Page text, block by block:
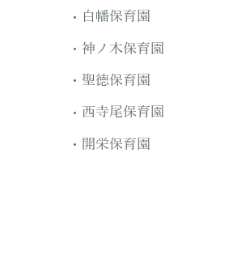
白幡保育園
神ノ木保育園
聖徳保育園
西寺尾保育園
開栄保育園